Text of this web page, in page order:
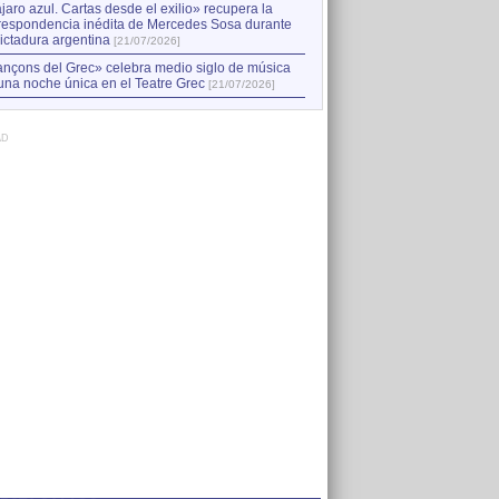
azul. Cartas desde el exilio» recupera la
inédita de Mercedes Sosa durante
argentina [21/07/2026]
del Grec» celebra medio siglo de música
noche única en el Teatre Grec [21/07/2026]